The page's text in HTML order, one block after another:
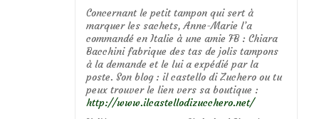
Concernant le petit tampon qui sert à
marquer les sachets, Anne-Marie l’a
commandé en Italie à une amie FB : Chiara
Bacchini fabrique des tas de jolis tampons
à la demande et le lui a expédié par la
poste. Son blog : il castello di Zuchero ou tu
peux trouver le lien vers sa boutique :
http://www.ilcastellodizucchero.net/